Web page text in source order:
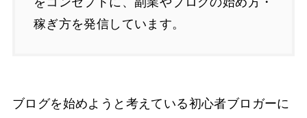
稼ぎ方を発信しています。
ブログを始めようと考えている初心者ブロガーに